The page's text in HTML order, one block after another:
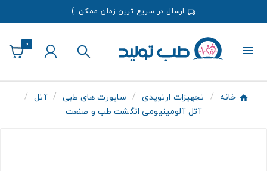
ارسال در سریع ترین زمان ممکن :)
0
خانه تجهیزات ارتوپدی ساپورت های طبی
آتل
آتل آلومینیومی انگشت طب و صنعت